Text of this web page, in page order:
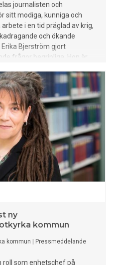
journalisten och
sitt modiga, kunniga och
i en tid präglad av krig,
och ökande
Bjerström gjort
frågor begripliga. Hon är
säger Ann
Minnesfond. Vidare delar
organisationspris, som år
tidskriften Blankspot. –
och händelser bortom
Dessutom värnas och
är en annonsfri aktör som
Ann Linde. Prissumman är
att delas ut vid en
ny
kommun
kommun Pressmeddelande
roll som enhetschef på